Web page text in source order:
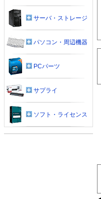
サーバ・ストレージ
パソコン・周辺機器
PCパーツ
サプライ
ソフト・ライセンス